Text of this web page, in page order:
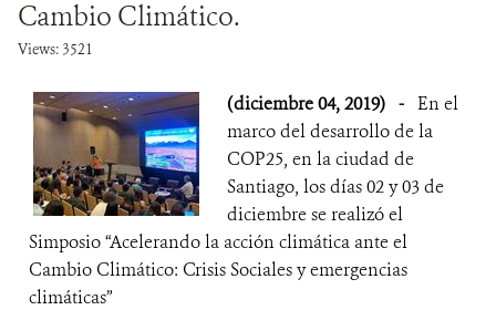
Cambio Climático.
Views: 3521
(diciembre 04, 2019) - En el
marco del desarrollo de la
COP25, en la ciudad de
Santiago, los días 02 y 03 de
diciembre se realizó el
Simposio “Acelerando la acción climática ante el
Cambio Climático: Crisis Sociales y emergencias
climáticas”